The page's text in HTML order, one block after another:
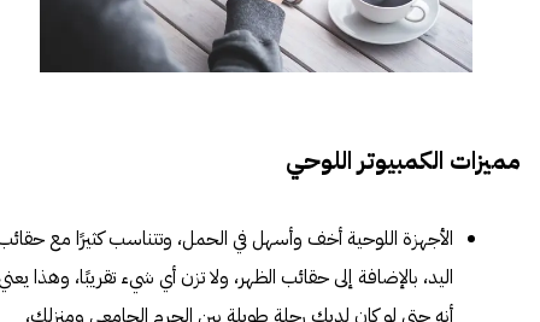
مميزات الكمبيوتر اللوحي
الأجهزة اللوحية أخف وأسهل في الحمل، وتتناسب كثيرًا مع
اليد، بالإضافة إلى حقائب الظهر، ولا تزن أي شيء تقريبًا، وهذا